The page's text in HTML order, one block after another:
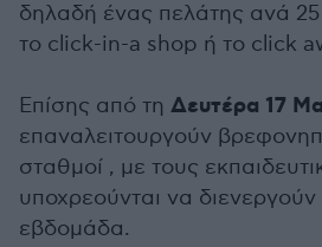
δηλαδή ένας πελάτης ανά 25
το click-in-a shop ή το click
Επίσης από τη Δευτέρα 17
επαναλειτουργούν
σταθμοί , με τους
υποχρεούνται να
εβδομάδα.